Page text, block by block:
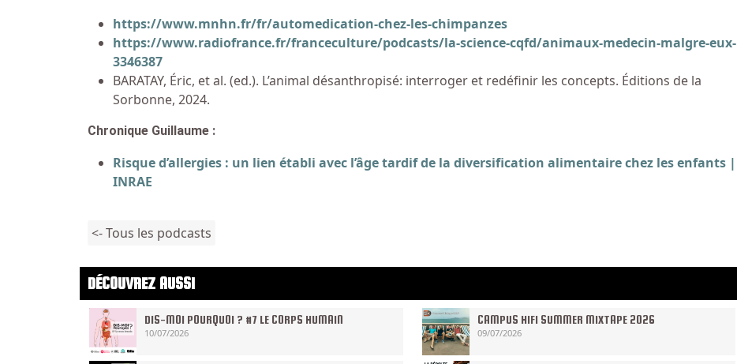
https://www.mnhn.fr/fr/automedication-chez-les-chimpanzes
https://www.radiofrance.fr/franceculture/podcasts/la-science-cqfd/animaux-medecin-malgre-eux-
3346387
BARATAY, Éric, et al. (ed.). L’animal désanthropisé: interroger et redéfinir les concepts. Éditions de la
Sorbonne, 2024.
Chronique Guillaume :
Risque d’allergies : un lien établi avec l’âge tardif de la diversification alimentaire chez les enfants |
INRAE
<- Tous les podcasts
DÉCOUVREZ AUSSI
DIS-MOI POURQUOI ? #7 LE CORPS HUMAIN
10/07/2026
CAMPUS HIFI SUMMER MIXTAPE 2026
09/07/2026